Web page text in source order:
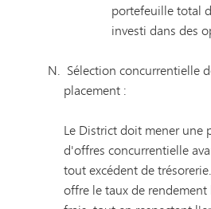
portefeuille total
investi dans des
Sélection concurrentielle
placement :
Le District doit mener une
d'offres concurrentielle
tout excédent de
offre le taux de